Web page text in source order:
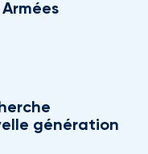
génération